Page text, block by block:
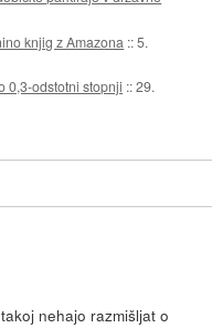
knjig z Amazona ::5.
0,3-odstotni stopnji ::29.
nehajo razmišljat o